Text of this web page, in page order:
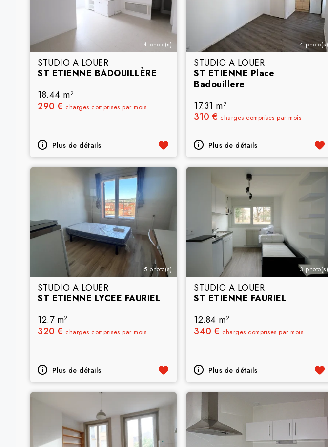
4 photo(s)
STUDIO A LOUER
ST ETIENNE BADOUILLÈRE
18.44 m2
290 € charges comprises par mois
Plus de détails
4 photo(s)
STUDIO A LOUER
ST ETIENNE Place
Badouillere
17.31 m2
310 € charges comprises par mois
Plus de détails
5 photo(s)
STUDIO A LOUER
ST ETIENNE LYCEE FAURIEL
12.7 m2
320 € charges comprises par mois
Plus de détails
3 photo(s)
STUDIO A LOUER
ST ETIENNE FAURIEL
12.84 m2
340 € charges comprises par mois
Plus de détails